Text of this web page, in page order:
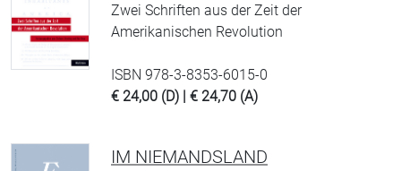
Zwei Schriften aus der Zeit der
Amerikanischen Revolution
ISBN 978-3-8353-6015-0
€ 24,00 (D) | € 24,70 (A)
IM NIEMANDSLAND